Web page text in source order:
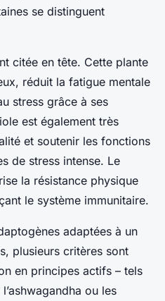
se distinguent
citée en tête. Cette plante
réduit la fatigue mentale
stress grâce à ses
est également très
et soutenir les fonctions
de stress intense. Le
la résistance physique
le système immunitaire.
adaptées à un
plusieurs critères sont
en principes actifs – tels
ou les